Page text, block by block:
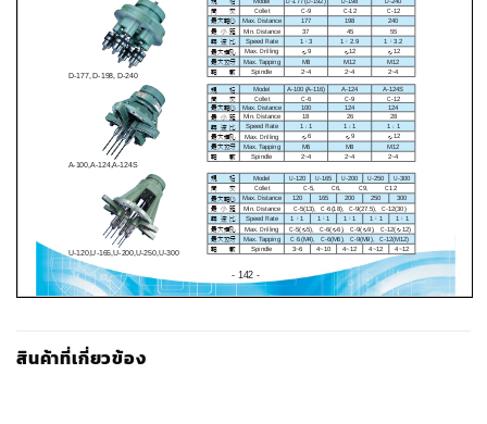
สินค้าที่เกี่ยวข้อง